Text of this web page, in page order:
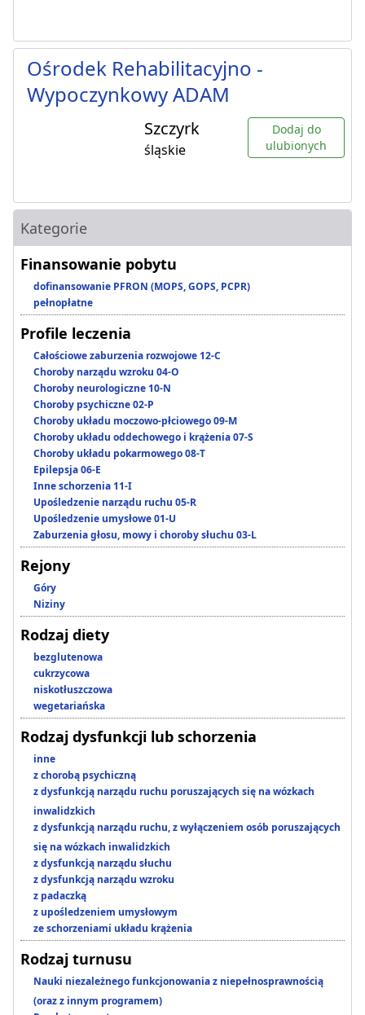
Ośrodek Rehabilitacyjno -
Wypoczynkowy ADAM
Szczyrk
śląskie
Dodaj do
ulubionych
Kategorie
Finansowanie pobytu
dofinansowanie PFRON (MOPS, GOPS, PCPR)
pełnopłatne
Profile leczenia
Całościowe zaburzenia rozwojowe 12-C
Choroby narządu wzroku 04-O
Choroby neurologiczne 10-N
Choroby psychiczne 02-P
Choroby układu moczowo-płciowego 09-M
Choroby układu oddechowego i krążenia 07-S
Choroby układu pokarmowego 08-T
Epilepsja 06-E
Inne schorzenia 11-I
Upośledzenie narządu ruchu 05-R
Upośledzenie umysłowe 01-U
Zaburzenia głosu, mowy i choroby słuchu 03-L
Rejony
Góry
Niziny
Rodzaj diety
bezglutenowa
cukrzycowa
niskotłuszczowa
wegetariańska
Rodzaj dysfunkcji lub schorzenia
inne
z chorobą psychiczną
z dysfunkcją narządu ruchu poruszających się na wózkach
inwalidzkich
z dysfunkcją narządu ruchu, z wyłączeniem osób poruszających
się na wózkach inwalidzkich
z dysfunkcją narządu słuchu
z dysfunkcją narządu wzroku
z padaczką
z upośledzeniem umysłowym
ze schorzeniami układu krążenia
Rodzaj turnusu
Nauki niezależnego funkcjonowania z niepełnosprawnością
(oraz z innym programem)